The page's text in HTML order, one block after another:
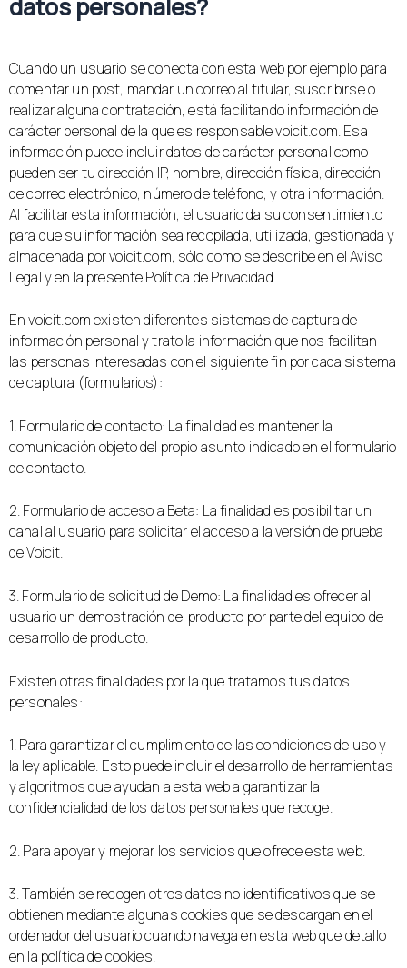
datos personales?
Cuando un usuario se conecta con esta web por ejemplo para
comentar un post, mandar un correo al titular, suscribirse o
realizar alguna contratación, está facilitando información de
carácter personal de la que es responsable voicit.com. Esa
información puede incluir datos de carácter personal como
pueden ser tu dirección IP, nombre, dirección física, dirección
de correo electrónico, número de teléfono, y otra información.
Al facilitar esta información, el usuario da su consentimiento
para que su información sea recopilada, utilizada, gestionada y
almacenada por voicit.com, sólo como se describe en el Aviso
Legal y en la presente Política de Privacidad.
En voicit.com existen diferentes sistemas de captura de
información personal y trato la información que nos facilitan
las personas interesadas con el siguiente fin por cada sistema
de captura (formularios):
1. Formulario de contacto: La finalidad es mantener la
comunicación objeto del propio asunto indicado en el formulario
de contacto.
2. Formulario de acceso a Beta: La finalidad es posibilitar un
canal al usuario para solicitar el acceso a la versión de prueba
de Voicit.
3. Formulario de solicitud de Demo: La finalidad es ofrecer al
usuario un demostración del producto por parte del equipo de
desarrollo de producto.
Existen otras finalidades por la que tratamos tus datos
personales:
1. Para garantizar el cumplimiento de las condiciones de uso y
la ley aplicable. Esto puede incluir el desarrollo de herramientas
y algoritmos que ayudan a esta web a garantizar la
confidencialidad de los datos personales que recoge.
2. Para apoyar y mejorar los servicios que ofrece esta web.
3. También se recogen otros datos no identificativos que se
obtienen mediante algunas cookies que se descargan en el
ordenador del usuario cuando navega en esta web que detallo
en la política de cookies.